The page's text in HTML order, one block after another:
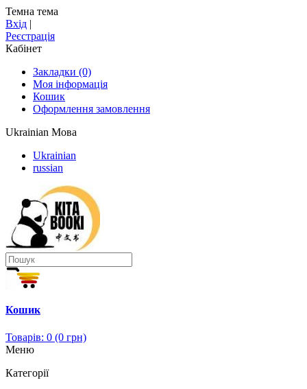
Темна тема
Вхід |
Реєстрація
Кабінет
Закладки (0)
Моя інформація
Кошик
Оформлення замовлення
Ukrainian Мова
Ukrainian
russian
Кошик
Товарів: 0 (0 грн)
Меню
Категорії